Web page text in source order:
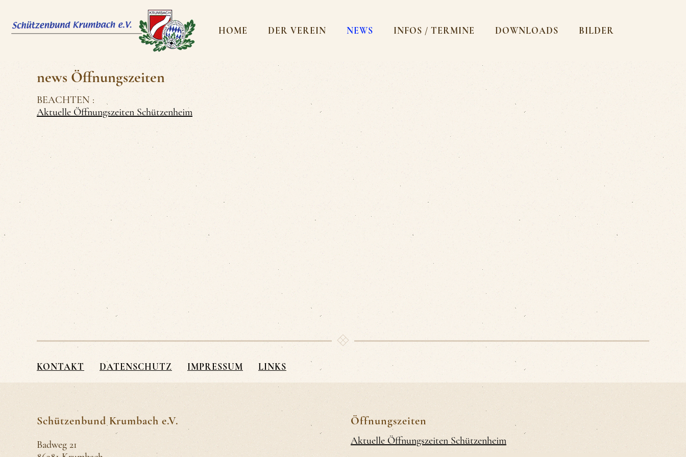
HOME DER VEREIN NEWS INFOS / TERMINE DOWNLOADS BILDER
news Öffnungszeiten
BEACHTEN :
Aktuelle Öffnungszeiten Schützenheim
KONTAKT DATENSCHUTZ IMPRESSUM LINKS
Schützenbund Krumbach e.V.
Badweg 21
Öffnungszeiten
Aktuelle Öffnungszeiten Schützenheim